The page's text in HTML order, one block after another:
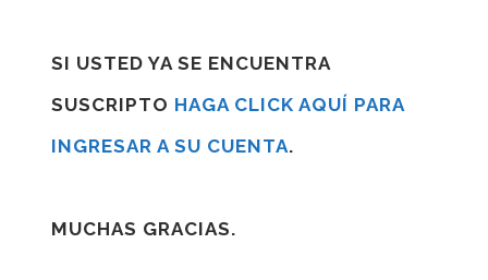
SI USTED YA SE ENCUENTRA
SUSCRIPTO HAGA CLICK AQUÍ PARA
INGRESAR A SU CUENTA.
MUCHAS GRACIAS.